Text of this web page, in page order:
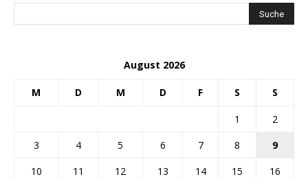
August 2026
M D M D F S S
1
2
3
4 5 6 7 8
9
10
11 12 13 14 15
16